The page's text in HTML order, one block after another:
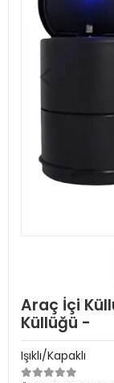
Araç İçi
Küllüğü -
Işıklı/Kapaklı